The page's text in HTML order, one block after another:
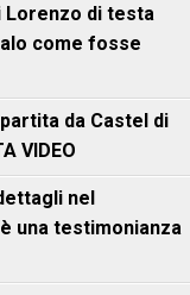
Lorenzo di testa
come fosse
da Castel di
VIDEO
nel
una testimonianza